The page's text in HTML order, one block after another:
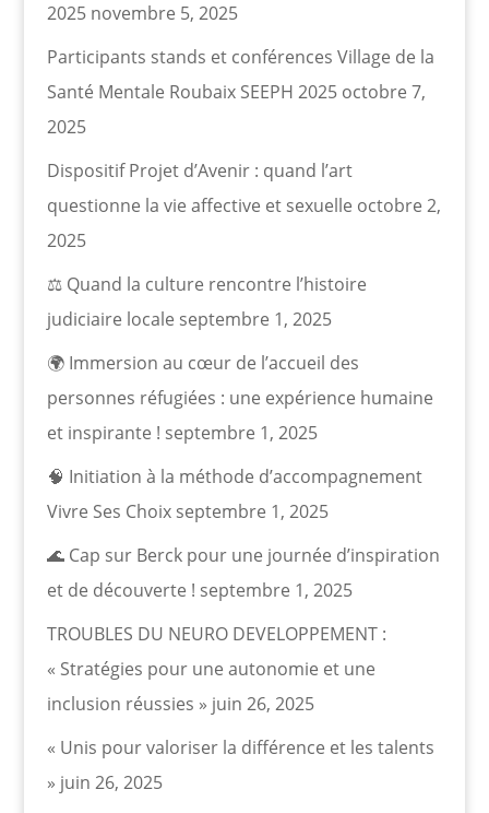
2025 novembre 5, 2025
Participants stands et conférences Village de la
Santé Mentale Roubaix SEEPH 2025 octobre 7,
2025
Dispositif Projet d’Avenir : quand l’art
questionne la vie affective et sexuelle octobre 2,
2025
⚖️ Quand la culture rencontre l’histoire
judiciaire locale septembre 1, 2025
🌍 Immersion au cœur de l’accueil des
personnes réfugiées : une expérience humaine
et inspirante ! septembre 1, 2025
🧠 Initiation à la méthode d’accompagnement
Vivre Ses Choix septembre 1, 2025
🌊 Cap sur Berck pour une journée d’inspiration
et de découverte ! septembre 1, 2025
TROUBLES DU NEURO DEVELOPPEMENT :
« Stratégies pour une autonomie et une
inclusion réussies » juin 26, 2025
« Unis pour valoriser la différence et les talents
» juin 26, 2025